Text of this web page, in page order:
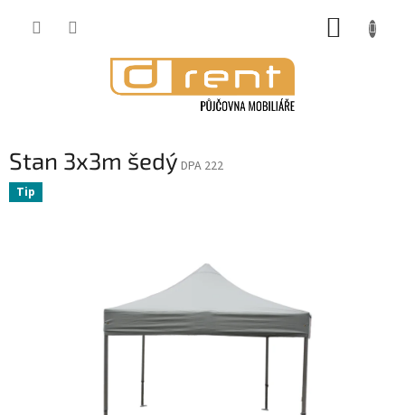
Stan 3x3m šedý DPA 222
Tip